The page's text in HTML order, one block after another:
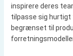
inspirere deres
tilpasse sig hurtigt
begrænset til